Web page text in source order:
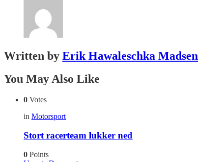
Written by Erik Hawaleschka Madsen
You May Also Like
0 Votes
in Motorsport
Stort racerteam lukker ned
0 Points